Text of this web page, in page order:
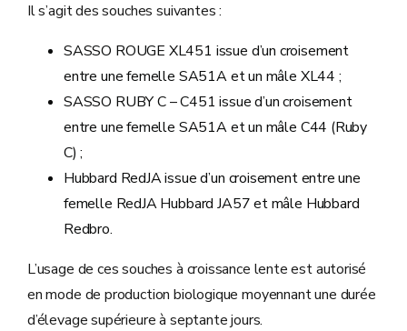
Il s’agit des souches suivantes :
SASSO ROUGE XL451 issue d’un croisement
entre une femelle SA51A et un mâle XL44 ;
SASSO RUBY C – C451 issue d’un croisement
entre une femelle SA51A et un mâle C44 (Ruby
C) ;
Hubbard RedJA issue d’un croisement entre une
femelle RedJA Hubbard JA57 et mâle Hubbard
Redbro.
L’usage de ces souches à croissance lente est autorisé
en mode de production biologique moyennant une durée
d’élevage supérieure à septante jours.